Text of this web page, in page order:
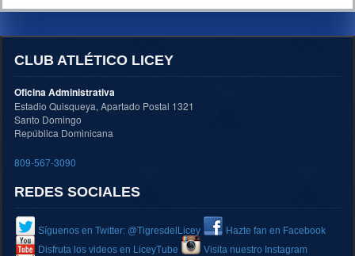
CLUB ATLÉTICO LICEY
Oficina Administrativa
Estadio Quisqueya, Apartado Postal 1321
Santo Domingo
República Dominicana
809-567-3090
REDES SOCIALES
Síguenos en Twitter: @TigresdelLicey
Hazte fan en Facebook
Disfruta los videos en LiceyTube
Visita nuestro Instagram